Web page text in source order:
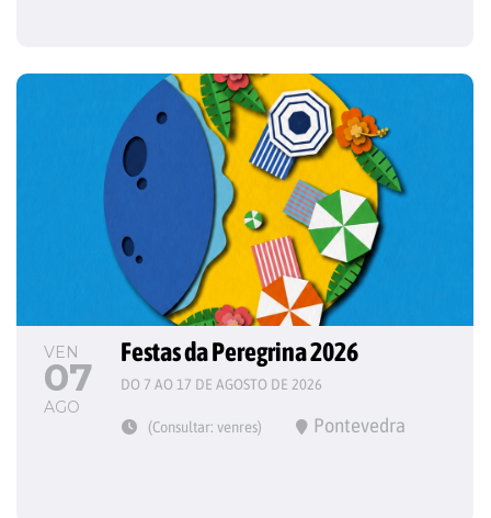
VEN
07
AGO
Festas da Peregrina 2026
DO 7 AO 17 DE AGOSTO DE 2026
(Consultar: venres) Pontevedra